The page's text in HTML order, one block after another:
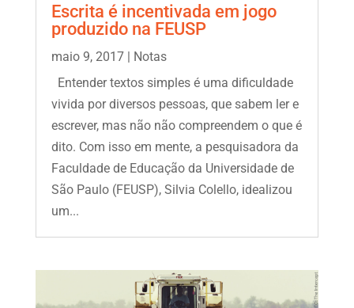
Escrita é incentivada em jogo
produzido na FEUSP
maio 9, 2017| Notas
Entender textos simples é uma dificuldade
vivida por diversos pessoas, que sabem ler e
escrever, mas não não compreendem o que é
dito. Com isso em mente, a pesquisadora da
Faculdade de Educação da Universidade de
São Paulo (FEUSP), Silvia Colello, idealizou
um...